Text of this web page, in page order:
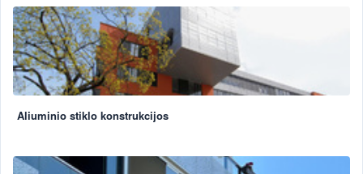
Aliuminio stiklo konstrukcijos